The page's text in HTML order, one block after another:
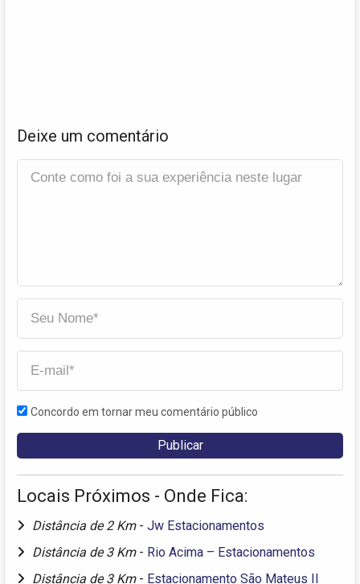
Deixe um comentário
Concordo em tornar meu comentário público
Locais Próximos - Onde Fica:
Distância de 2 Km - Jw Estacionamentos
Distância de 3 Km - Rio Acima – Estacionamentos
Distância de 3 Km - Estacionamento São Mateus II